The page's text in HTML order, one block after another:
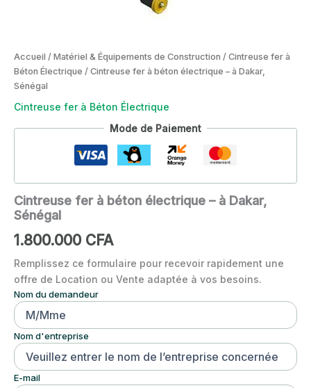
Accueil / Matériel & Équipements de Construction / Cintreuse fer à
Béton Électrique / Cintreuse fer à béton électrique – à Dakar,
Sénégal
Cintreuse fer à Béton Électrique
Mode de Paiement
Cintreuse fer à béton électrique – à Dakar,
Sénégal
1.800.000 CFA
Remplissez ce formulaire pour recevoir rapidement une
offre de Location ou Vente adaptée à vos besoins.
Nom du demandeur
Nom d'entreprise
E-mail